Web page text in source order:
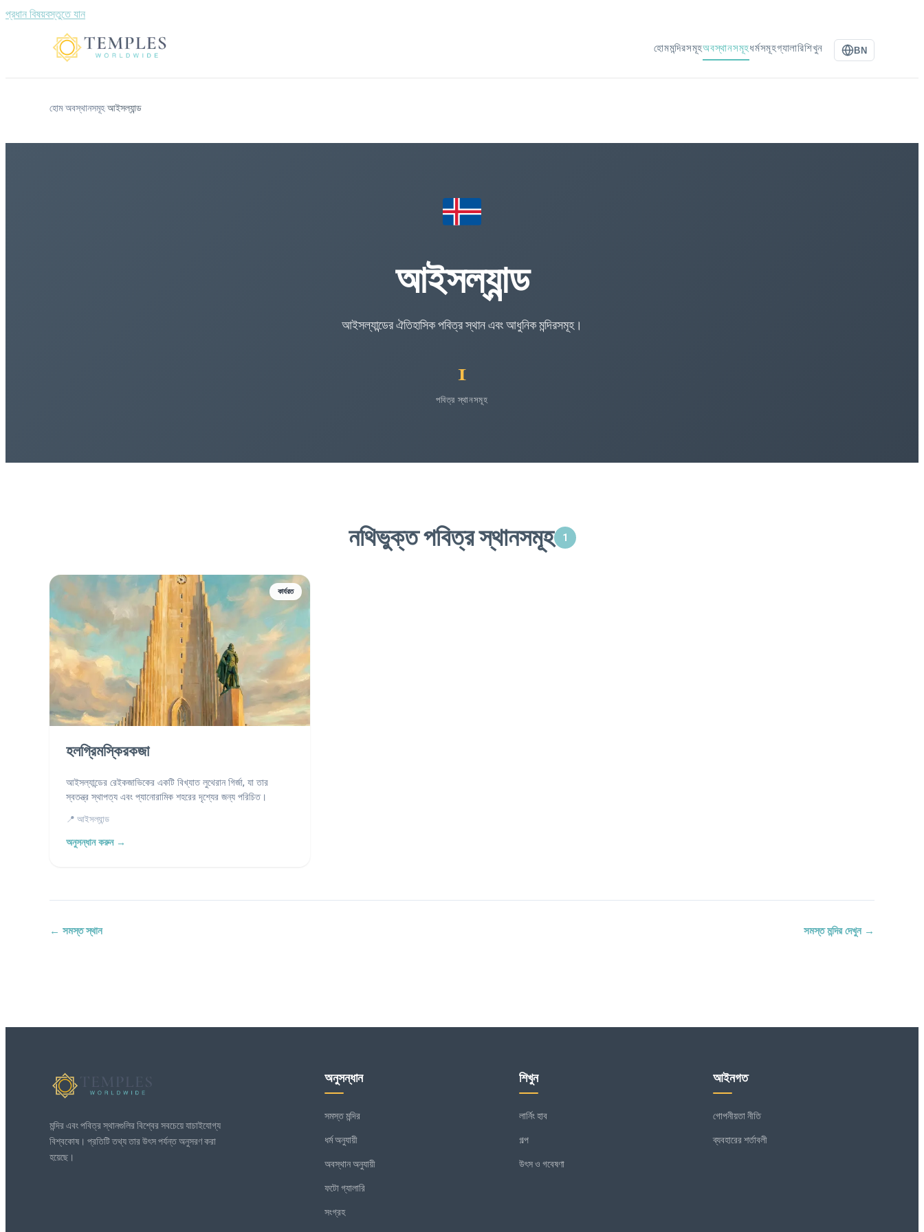
প্রধান বিষয়বস্তুতে যান
হোমমন্দিরসমূহঅবস্থানসমূহধর্মসমূহগ্যালারিশিখুন BN
হোম/ অবস্থানসমূহ/ আইসল্যান্ড
আইসল্যান্ড
আইসল্যান্ডের ঐতিহাসিক পবিত্র স্থান এবং আধুনিক মন্দিরসমূহ।
1
পবিত্র স্থানসমূহ
নথিভুক্ত পবিত্র স্থানসমূহ 1
কার্যরত
হলগ্রিমস্কিরকজা
আইসল্যান্ডের রেইকজাভিকের একটি বিখ্যাত লুথেরান গির্জা, যা তার
স্বতন্ত্র স্থাপত্য এবং প্যানোরামিক শহরের দৃশ্যের জন্য পরিচিত।
📍 আইসল্যান্ড
অনুসন্ধান করুন →
← সমস্ত স্থান সমস্ত মন্দির দেখুন →
মন্দির এবং পবিত্র স্থানগুলির বিশ্বের সবচেয়ে যাচাইযোগ্য
বিশ্বকোষ। প্রতিটি তথ্য তার উৎস পর্যন্ত অনুসরণ করা
হয়েছে।
অনুসন্ধান
সমস্ত মন্দির
ধর্ম অনুযায়ী
অবস্থান অনুযায়ী
ফটো গ্যালারি
সংগ্রহ
শিখুন
লার্নিং হাব
গল্প
উৎস ও গবেষণা
আইনগত
গোপনীয়তা নীতি
ব্যবহারের শর্তাবলী